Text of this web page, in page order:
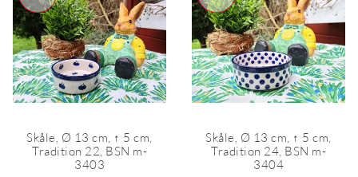
Skåle, Ø 13 cm, ↑ 5 cm,
Tradition 22, BSN m-
3403
Skåle, Ø 13 cm, ↑ 5 cm,
Tradition 24, BSN m-
3404